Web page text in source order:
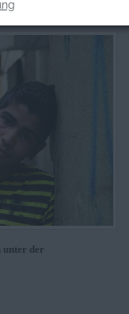
unter der